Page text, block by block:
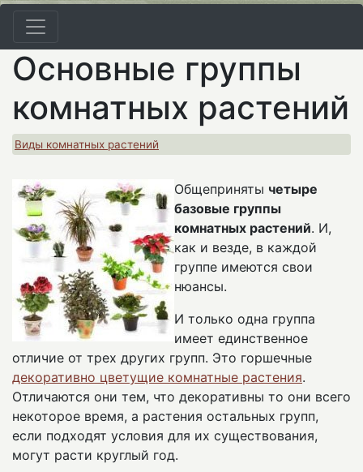
Основные группы
комнатных растений
Виды комнатных растений
Общеприняты четыре
базовые группы
комнатных растений. И,
как и везде, в каждой
группе имеются свои
нюансы.
И только одна группа
имеет единственное
отличие от трех других групп. Это горшечные
декоративно цветущие комнатные растения.
Отличаются они тем, что декоративны то они всего
некоторое время, а растения остальных групп,
если подходят условия для их существования,
могут расти круглый год.